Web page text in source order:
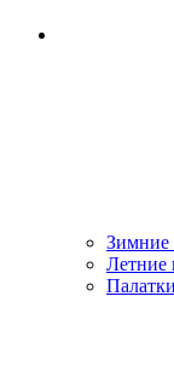
Зимние
Летние